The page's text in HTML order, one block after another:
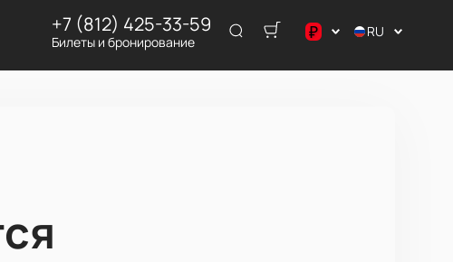
+7 (812) 425-33-59
Билеты и бронирование ₽
$
RU